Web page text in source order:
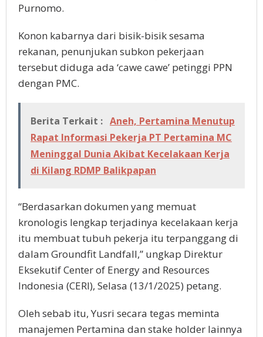
Purnomo.
Konon kabarnya dari bisik-bisik sesama
rekanan, penunjukan subkon pekerjaan
tersebut diduga ada ‘cawe cawe’ petinggi PPN
dengan PMC.
Berita Terkait : Aneh, Pertamina Menutup
Rapat Informasi Pekerja PT Pertamina MC
Meninggal Dunia Akibat Kecelakaan Kerja
di Kilang RDMP Balikpapan
“Berdasarkan dokumen yang memuat
kronologis lengkap terjadinya kecelakaan kerja
itu membuat tubuh pekerja itu terpanggang di
dalam Groundfit Landfall,” ungkap Direktur
Eksekutif Center of Energy and Resources
Indonesia (CERI), Selasa (13/1/2025) petang.
Oleh sebab itu, Yusri secara tegas meminta
manajemen Pertamina dan stake holder lainnya